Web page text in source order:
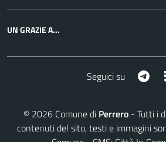
UN GRAZIE A...
Seguici su
© 2026 Comune di Perrero - Tutti i
contenuti del sito, testi e immagini